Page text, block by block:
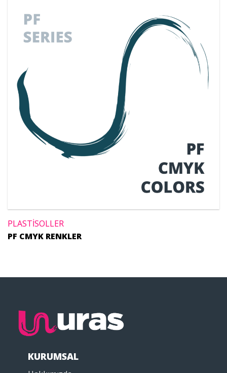
PLASTİSOLLER
PF CMYK RENKLER
KURUMSAL